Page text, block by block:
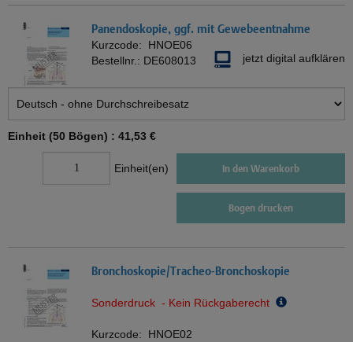
Panendoskopie, ggf. mit Gewebeentnahme
Kurzcode: HNOE06
Bestellnr.: DE608013 jetzt digital aufklären
Einheit (50 Bögen) : 41,53 €
Einheit(en) In den Warenkorb
Bogen drucken
Bronchoskopie/Tracheo-Bronchoskopie
Sonderdruck - Kein Rückgaberecht
Kurzcode: HNOE02